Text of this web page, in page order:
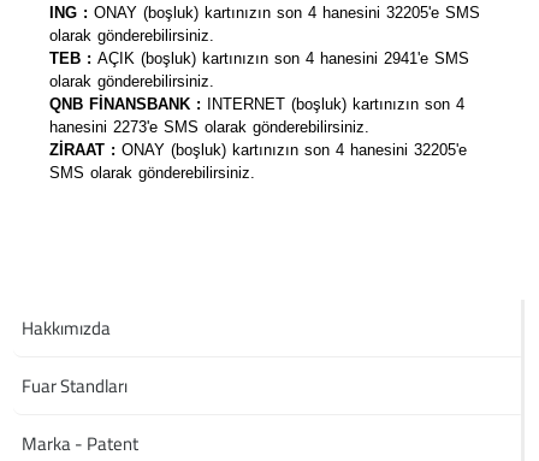
ING : ONAY (boşluk) kartınızın son 4 hanesini 32205'e SMS
olarak gönderebilirsiniz.
TEB : AÇIK (boşluk) kartınızın son 4 hanesini 2941'e SMS
olarak gönderebilirsiniz.
QNB FİNANSBANK : INTERNET (boşluk) kartınızın son 4
hanesini 2273'e SMS olarak gönderebilirsiniz.
ZİRAAT : ONAY (boşluk) kartınızın son 4 hanesini 32205'e
SMS olarak gönderebilirsiniz.
Hakkımızda
Fuar Standları
Marka - Patent